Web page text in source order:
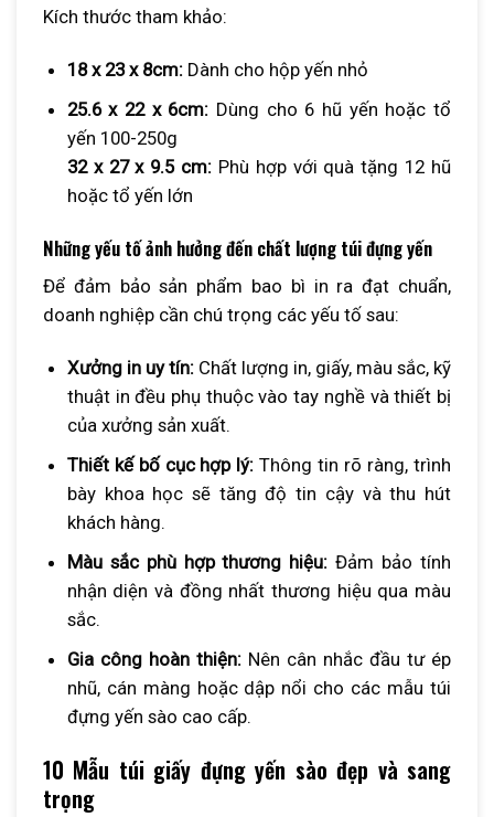
Kích thước tham khảo:
18 x 23 x 8cm:Dành cho hộp yến nhỏ
25.6 x 22 x 6cm: Dùng cho 6 hũ yến hoặc tổ
yến 100-250g
32 x 27 x 9.5 cm: Phù hợp với quà tặng 12 hũ
hoặc tổ yến lớn
Những yếu tố ảnh hưởng đến chất lượng túi đựng yến
Để đảm bảo sản phẩm bao bì in ra đạt chuẩn,
doanh nghiệp cần chú trọng các yếu tố sau:
Xưởng in uy tín:Chất lượng in, giấy, màu sắc, kỹ
thuật in đều phụ thuộc vào tay nghề và thiết bị
của xưởng sản xuất.
Thiết kế bố cục hợp lý: Thông tin rõ ràng, trình
bày khoa học sẽ tăng độ tin cậy và thu hút
khách hàng.
Màu sắc phù hợp thương hiệu: Đảm bảo tính
nhận diện và đồng nhất thương hiệu qua màu
sắc.
Gia công hoàn thiện:Nên cân nhắc đầu tư ép
nhũ, cán màng hoặc dập nổi cho các mẫu túi
đựng yến sào cao cấp.
10 Mẫu túi giấy đựng yến sào đẹp và sang
trọng